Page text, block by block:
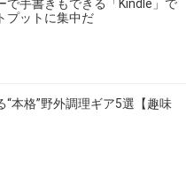
で手書きもできる「Kindle」で
プットに集中だ
“本格”野外調理ギア5選【趣味